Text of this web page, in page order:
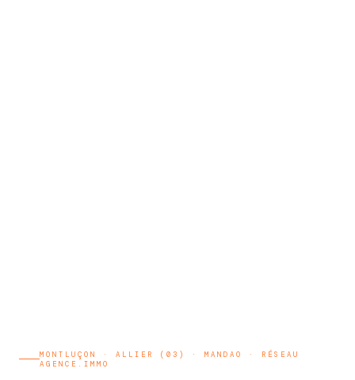
MONTLUÇON · ALLIER (03) · MANDAO · RÉSEAU
AGENCE.IMMO